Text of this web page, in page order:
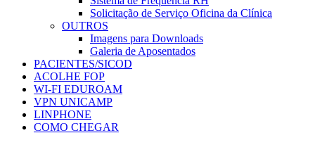
Solicitação de Serviço Oficina da Clínica
OUTROS
Imagens para Downloads
Galeria de Aposentados
PACIENTES/SICOD
ACOLHE FOP
WI-FI EDUROAM
VPN UNICAMP
LINPHONE
COMO CHEGAR